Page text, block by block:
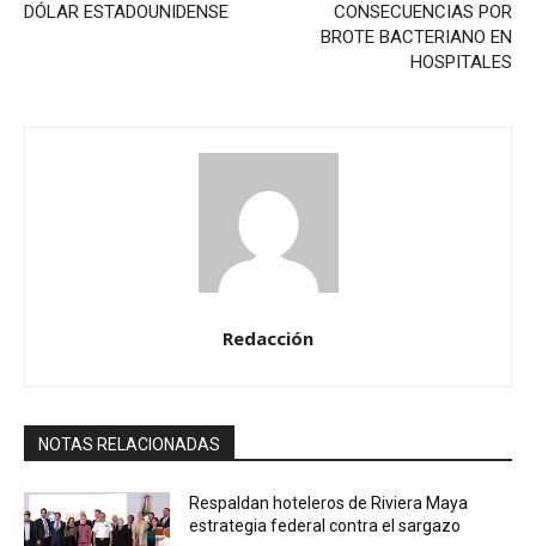
DÓLAR ESTADOUNIDENSE
CONSECUENCIAS POR
BROTE BACTERIANO EN
HOSPITALES
Redacción
NOTAS RELACIONADAS
Respaldan hoteleros de Riviera Maya
estrategia federal contra el sargazo